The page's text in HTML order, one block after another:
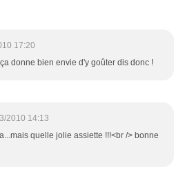
17:20
donne bien envie d'y goûter dis donc !
2010 14:13
quelle jolie assiette !!!<br /> bonne